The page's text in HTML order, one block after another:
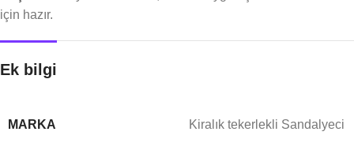
için hazır.
Ek bilgi
MARKA Kiralık tekerlekli Sandalyeci